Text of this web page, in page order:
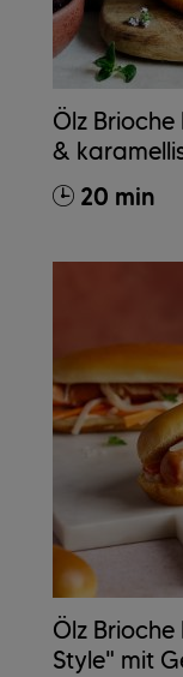
Ölz
&
20 min
Ölz
Style" mit